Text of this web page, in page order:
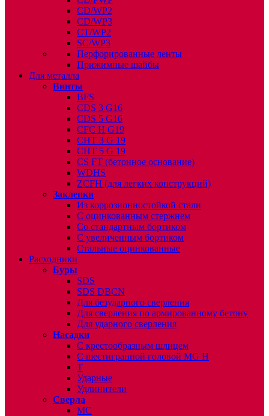
CD/WP2
CD/WP3
CT/WP2
SC/WP3
Перфорированные ленты
Прижимные шайбы
Для металла
Винты
BFS
CDS 3 G16
CDS 5 G16
CFC H G19
CHT 3 G 19
CHT 5 G 19
CS FT (бетонное основание)
WDHS
ZCFH (для легких конструкций)
Заклепки
Из коррозионностойкой стали
С оцинкованным стержнем
Со стандартным бортиком
С увеличенным бортиком
Стальные оцинкованные
Расходники
Буры
SDS
SDS DBCN
Для безударного сверления
Для сверления по армированному бетону
Для ударного сверления
Насадки
С крестообразным шлицем
С шестигранной головой MG H
T
Ударные
Удлинители
Сверла
МС